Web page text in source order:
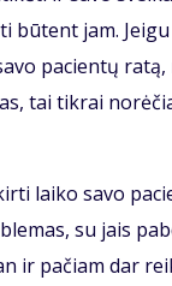
būtent jam.
pacientų ratą,
tai tikrai
laiko savo
su jais
ir pačiam dar